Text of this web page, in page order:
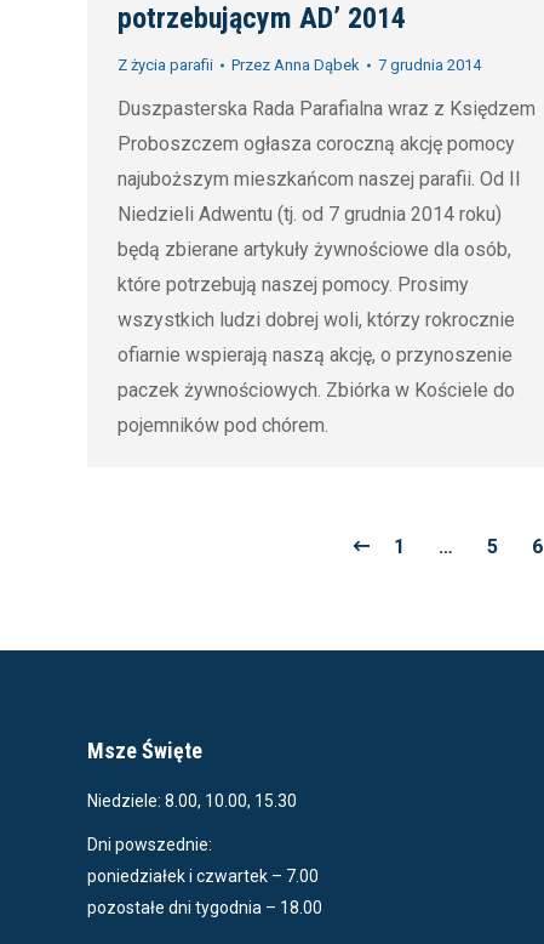
potrzebującym AD’ 2014
Z życia parafii Przez Anna Dąbek 7 grudnia 2014
Duszpasterska Rada Parafialna wraz z Księdzem
Proboszczem ogłasza coroczną akcję pomocy
najuboższym mieszkańcom naszej parafii. Od II
Niedzieli Adwentu (tj. od 7 grudnia 2014 roku)
będą zbierane artykuły żywnościowe dla osób,
które potrzebują naszej pomocy. Prosimy
wszystkich ludzi dobrej woli, którzy rokrocznie
ofiarnie wspierają naszą akcję, o przynoszenie
paczek żywnościowych. Zbiórka w Kościele do
pojemników pod chórem.
1 … 5 6
Msze Święte
Niedziele: 8.00, 10.00, 15.30
Dni powszednie:
poniedziałek i czwartek – 7.00
pozostałe dni tygodnia – 18.00